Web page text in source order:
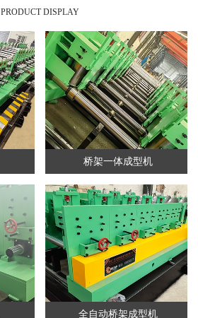
PRODUCT DISPLAY
桥架一体成型机
全自动桥架成型机